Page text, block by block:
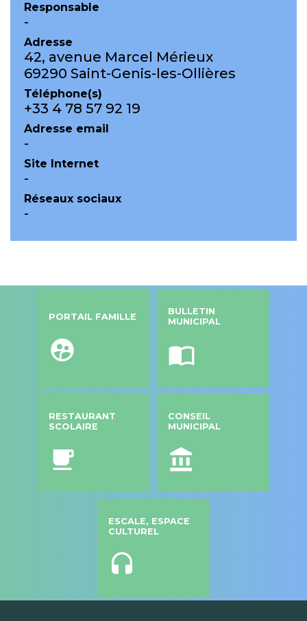
Responsable
-
Adresse
42, avenue Marcel Mérieux
69290 Saint-Genis-les-Ollières
Téléphone(s)
+33 4 78 57 92 19
Adresse email
-
Site Internet
-
Réseaux sociaux
-
PORTAIL FAMILLE
supervised_user_circle
BULLETIN
MUNICIPAL
import_contacts
RESTAURANT
SCOLAIRE
local_cafe
CONSEIL
MUNICIPAL
account_balance
ESCALE, ESPACE
CULTUREL
headset